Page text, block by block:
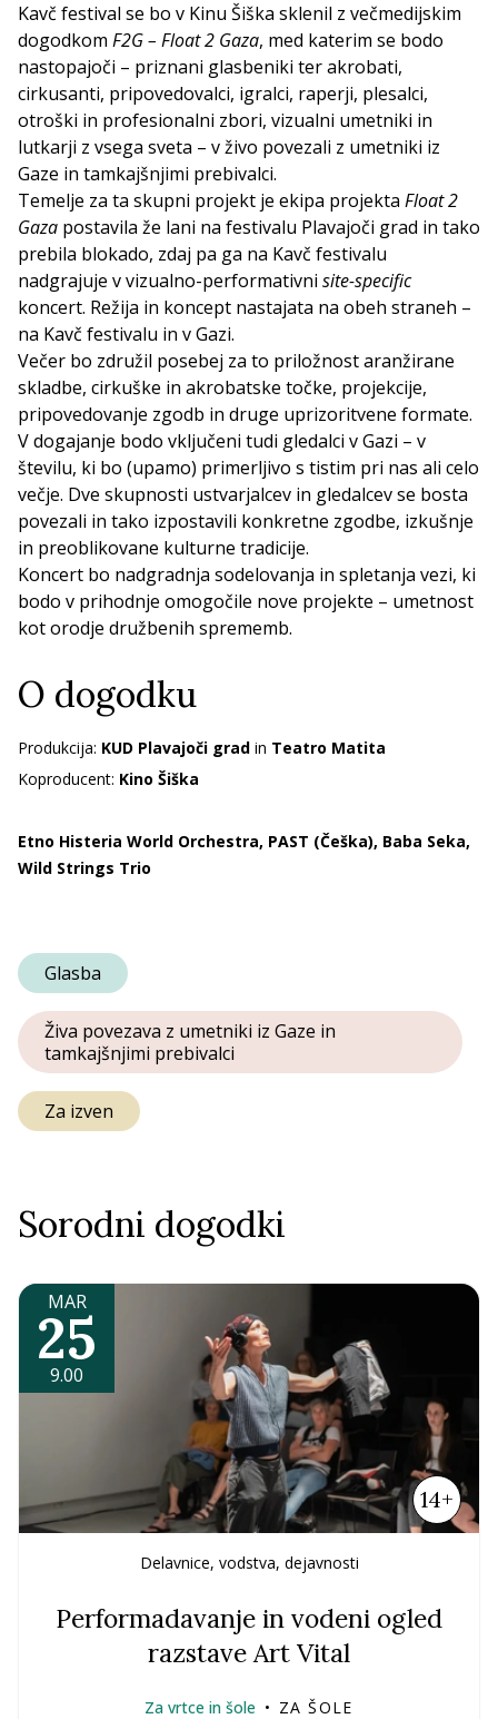
Kavč festival se bo v Kinu Šiška sklenil z večmedijskim
dogodkom F2G – Float 2 Gaza, med katerim se bodo
nastopajoči – priznani glasbeniki ter akrobati,
cirkusanti, pripovedovalci, igralci, raperji, plesalci,
otroški in profesionalni zbori, vizualni umetniki in
lutkarji z vsega sveta – v živo povezali z umetniki iz
Gaze in tamkajšnjimi prebivalci.
Temelje za ta skupni projekt je ekipa projekta Float 2
Gaza postavila že lani na festivalu Plavajoči grad in tako
prebila blokado, zdaj pa ga na Kavč festivalu
nadgrajuje v vizualno-performativni site-specific
koncert. Režija in koncept nastajata na obeh straneh –
na Kavč festivalu in v Gazi.
Večer bo združil posebej za to priložnost aranžirane
skladbe, cirkuške in akrobatske točke, projekcije,
pripovedovanje zgodb in druge uprizoritvene formate.
V dogajanje bodo vključeni tudi gledalci v Gazi – v
številu, ki bo (upamo) primerljivo s tistim pri nas ali celo
večje. Dve skupnosti ustvarjalcev in gledalcev se bosta
povezali in tako izpostavili konkretne zgodbe, izkušnje
in preoblikovane kulturne tradicije.
Koncert bo nadgradnja sodelovanja in spletanja vezi, ki
bodo v prihodnje omogočile nove projekte – umetnost
kot orodje družbenih sprememb.
O dogodku
Produkcija: KUD Plavajoči grad in Teatro Matita
Koproducent: Kino Šiška
Etno Histeria World Orchestra, PAST (Češka), Baba Seka,
Wild Strings Trio
Glasba
Živa povezava z umetniki iz Gaze in
tamkajšnjimi prebivalci
Za izven
Sorodni dogodki
MAR
25
9.00
14+
Delavnice, vodstva, dejavnosti
Performadavanje in vodeni ogled
razstave Art Vital
Za vrtce in šole • ZA ŠOLE